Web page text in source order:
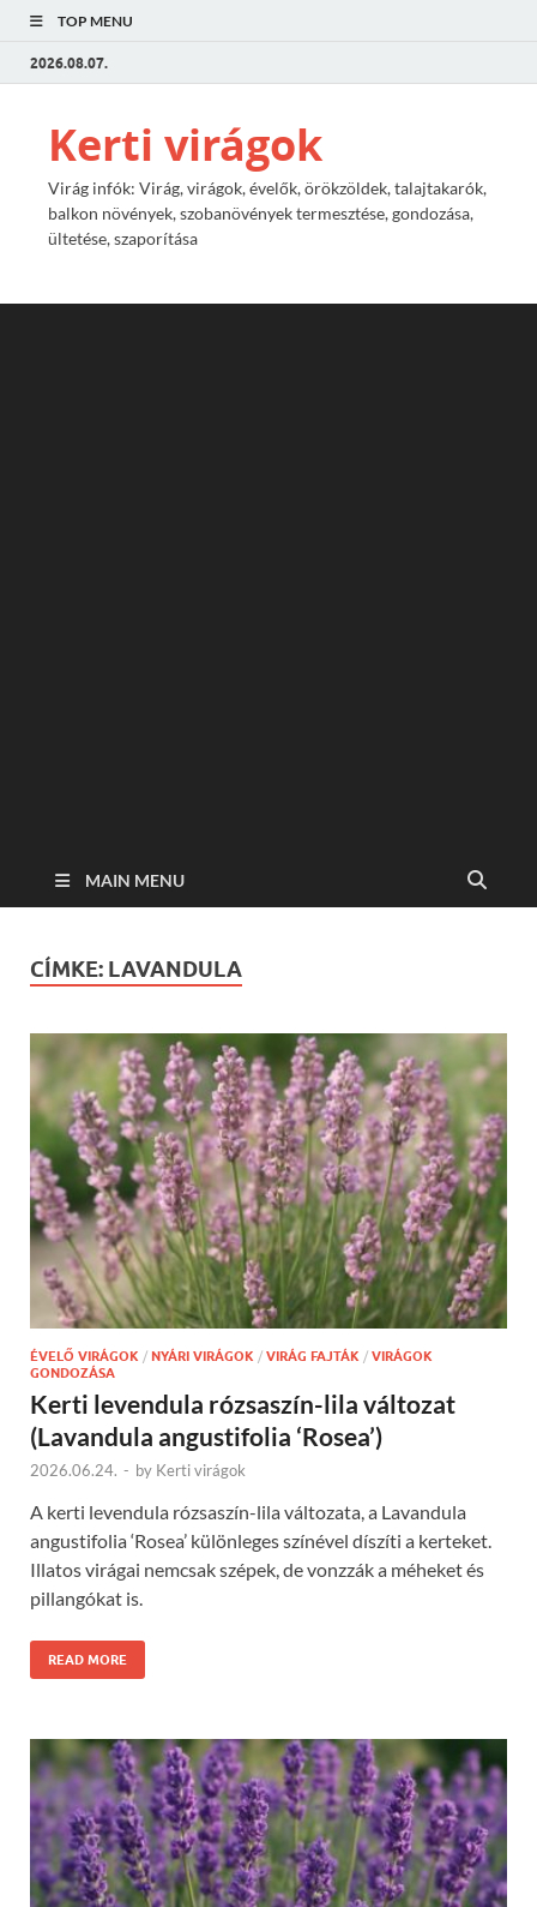
TOP MENU
2026.08.07.
Kerti virágok
Virág infók: Virág, virágok, évelők, örökzöldek, talajtakarók,
balkon növények, szobanövények termesztése, gondozása,
ültetése, szaporítása
MAIN MENU
CÍMKE: LAVANDULA
ÉVELŐ VIRÁGOK / NYÁRI VIRÁGOK / VIRÁG FAJTÁK / VIRÁGOK
GONDOZÁSA
Kerti levendula rózsaszín-lila változat
(Lavandula angustifolia ‘Rosea’)
2026.06.24. - by Kerti virágok
A kerti levendula rózsaszín-lila változata, a Lavandula
angustifolia ‘Rosea’ különleges színével díszíti a kerteket.
Illatos virágai nemcsak szépek, de vonzzák a méheket és
pillangókat is.
READ MORE